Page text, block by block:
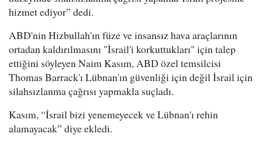
hizmet ediyor” dedi.
ABD'nin Hizbullah'ın füze ve insansız hava araçlarının
ortadan kaldırılmasını "İsrail'i korkuttukları" için talep
ettiğini söyleyen Naim Kasım, ABD özel temsilcisi
Thomas Barrack'ı Lübnan'ın güvenliği için değil İsrail için
silahsızlanma çağrısı yapmakla suçladı.
Kasım, “İsrail bizi yenemeyecek ve Lübnan'ı rehin
alamayacak” diye ekledi.